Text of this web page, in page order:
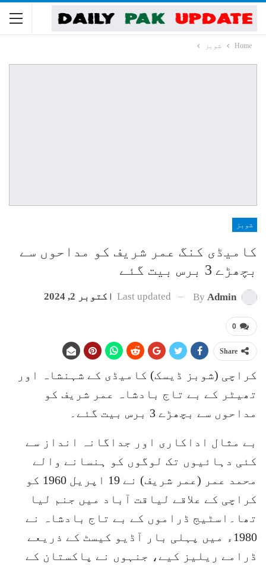
Home شوبز
شوبز
کامیڈی کنگ عمر شریف کو مداحوں سے
بچھڑے 3 برس بیت گئے
By Admin
Last updated اکتوبر 2, 2024
0
Share
کراچی (شوبز ڈیسک) کامیڈی کے شہنشاہ اور
تھیٹر کے بے تاج بادشاہ عمر شریف کو
مداحوں سے بچھڑے 3 برس بیت گئے۔
بے مثال اداکاری اور جداگانہ انداز سے
کئی دہائیوں تک لوگوں کو ہنسانے والے
محمد عمر (عمر شریف) نے 19 اپریل 1960 کو
کراچی کے علاقے لیاقت آباد میں جنم لیا
تھا۔اسٹیج ڈراموں کے بے تاج بادشاہ نے
1980ء میں پہلی بار آڈیو کیسٹ کے ذریعے
ڈرامے ریلیز کیے، جنہوں نے پاکستان کے